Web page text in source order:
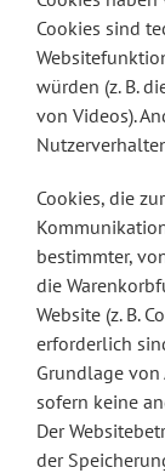
Cookies sind
würden (z. B.
von Videos).
Cookies, die
bestimmter,
die
Website (z. B.
erforderlich
Grundlage von
sofern keine
Der
der